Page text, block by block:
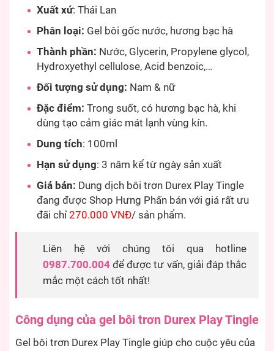
Xuất xứ: Thái Lan
Phân loại: Gel bôi gốc nước, hương bạc hà
Thành phần: Nước, Glycerin, Propylene glycol,
Hydroxyethyl cellulose, Acid benzoic,…
Đối tượng sử dụng: Nam & nữ
Đặc điểm: Trong suốt, có hương bạc hà, khi
dùng tạo cảm giác mát lạnh vùng kín.
Dung tích: 100ml
Hạn sử dụng: 3 năm kể từ ngày sản xuất
Giá bán: Dung dịch bôi trơn Durex Play Tingle
đang được Shop Hưng Phấn bán với giá rất ưu
đãi chỉ 270.000 VNĐ/ sản phẩm.
Liên hệ với chúng tôi qua hotline
0987.700.004 để được tư vấn, giải đáp thắc
mắc một cách tốt nhất!
Công dụng của gel bôi trơn Durex Play Tingle
Gel bôi trơn Durex Play Tingle giúp cho cuộc yêu của